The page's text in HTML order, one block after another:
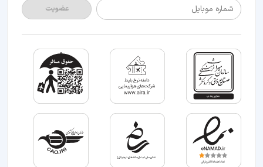
شماره موبایل عضویت